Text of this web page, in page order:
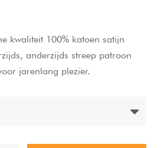
kwaliteit 100% katoen satijn
anderzijds streep patroon
jarenlang plezier.